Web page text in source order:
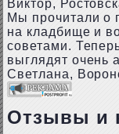
Виктор,
Мы прочитали о
на кладбище и
советами.
выглядят очень
Светлана,
Отзывы и